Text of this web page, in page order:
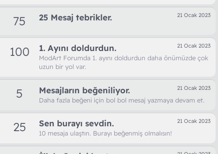
75 21 Ocak 2023
25 Mesaj tebrikler.
100 21 Ocak 2023
1. Ayını doldurdun.
ModArt Forumda 1. ayını doldurdun daha önümüzde çok
uzun bir yol var.
5 21 Ocak 2023
Mesajların beğeniliyor.
Daha fazla beğeni için bol bol mesaj yazmaya devam et.
25 21 Ocak 2023
Sen burayı sevdin.
10 mesaja ulaştın. Burayı beğenmiş olmalısın!